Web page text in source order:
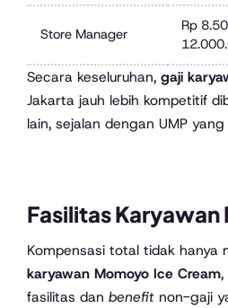
Store Manager
Rp
Secara keseluruhan, gaji
Jakarta jauh lebih kompetitif
lain, sejalan dengan UMP yang
Fasilitas
Kompensasi total tidak hanya
karyawan Momoyo Ice Cream,
fasilitas dan benefit non-gaji